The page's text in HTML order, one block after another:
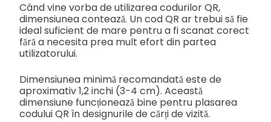
Când vine vorba de utilizarea codurilor QR,
dimensiunea contează. Un cod QR ar trebui să fie
ideal suficient de mare pentru a fi scanat corect
fără a necesita prea mult efort din partea
utilizatorului.
Dimensiunea minimă recomandată este de
aproximativ 1,2 inchi (3-4 cm). Această
dimensiune funcționează bine pentru plasarea
codului QR în designurile de cărți de vizită.